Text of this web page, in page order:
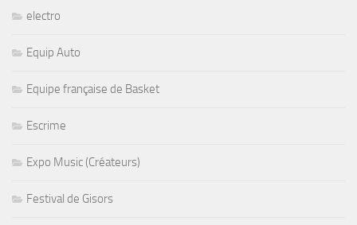
electro
Equip Auto
Equipe française de Basket
Escrime
Expo Music (Créateurs)
Festival de Gisors